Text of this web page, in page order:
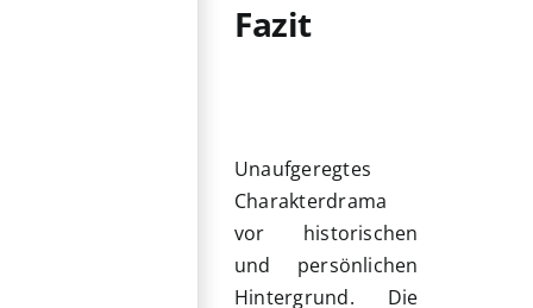
Fazit
Unaufgeregtes
Charakterdrama
vor historischen
und persönlichen
Hintergrund. Die